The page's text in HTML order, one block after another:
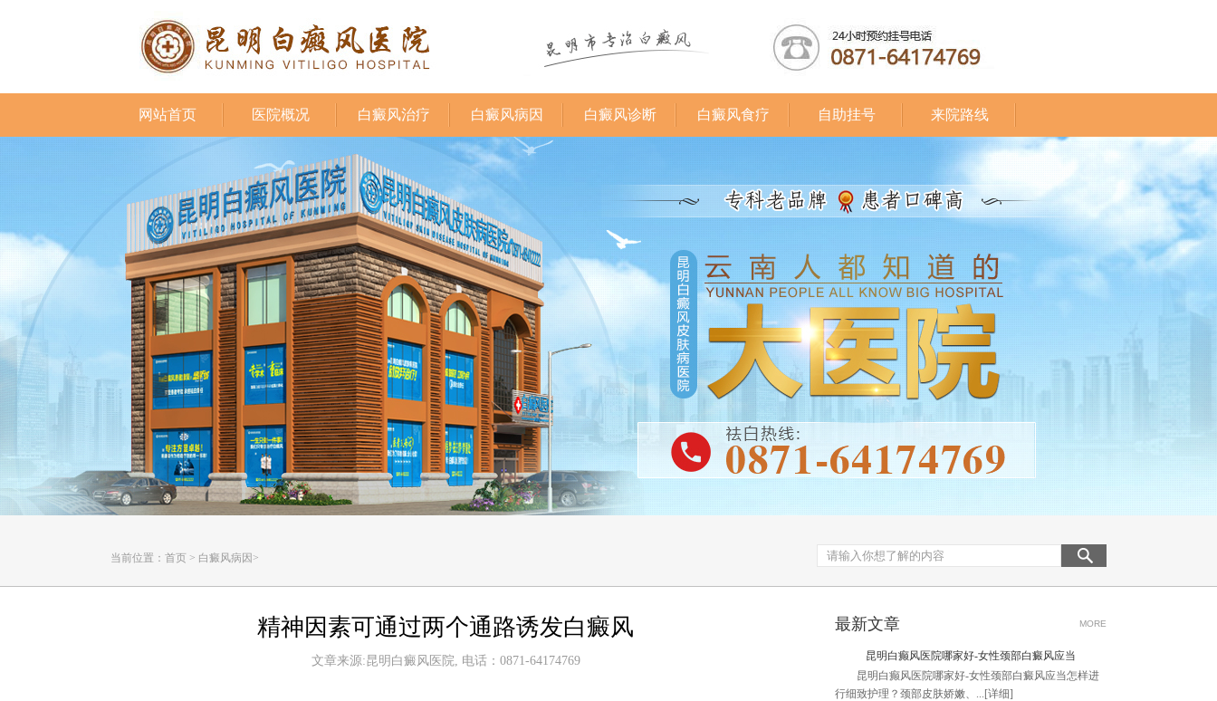
网站首页 医院概况 白癜风治疗 白癜风病因 白癜风诊断 白癜风食疗 自助挂号 来院路线
当前位置： 首页 > 白癜风病因 >
精神因素可通过两个通路诱发白癜风
文章来源:昆明白癜风医院, 电话：0871-64174769
最新文章 MORE
昆明白癫风医院哪家好-女性颈部白癜风应当
昆明白癫风医院哪家好-女性颈部白癜风应当怎样进
行细致护理？颈部皮肤娇嫩、... [详细]